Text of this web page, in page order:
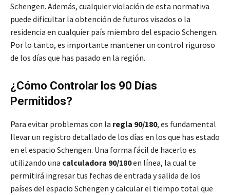
Schengen. Además, cualquier violación de esta normativa
puede dificultar la obtención de futuros visados o la
residencia en cualquier país miembro del espacio Schengen.
Por lo tanto, es importante mantener un control riguroso
de los días que has pasado en la región.
¿Cómo Controlar los 90 Días
Permitidos?
Para evitar problemas con la regla 90/180, es fundamental
llevar un registro detallado de los días en los que has estado
en el espacio Schengen. Una forma fácil de hacerlo es
utilizando una calculadora 90/180en línea, la cual te
permitirá ingresar tus fechas de entrada y salida de los
países del espacio Schengen y calcular el tiempo total que